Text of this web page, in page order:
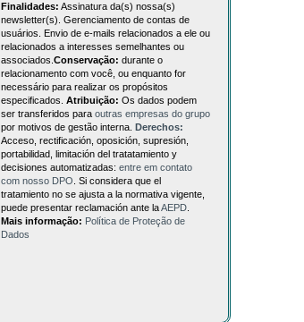
Finalidades: Assinatura da(s) nossa(s)
newsletter(s). Gerenciamento de contas de
usuários. Envio de e-mails relacionados a ele ou
relacionados a interesses semelhantes ou
associados. Conservação: durante o
relacionamento com você, ou enquanto for
necessário para realizar os propósitos
especificados. Atribuição: Os dados podem
ser transferidos para outras empresas do grupo
por motivos de gestão interna. Derechos:
Acceso, rectificación, oposición, supresión,
portabilidad, limitación del tratatamiento y
decisiones automatizadas: entre em contato
com nosso DPO . Si considera que el
tratamiento no se ajusta a la normativa vigente,
puede presentar reclamación ante laAEPD
Mais informação: Política de Proteção de
Dados